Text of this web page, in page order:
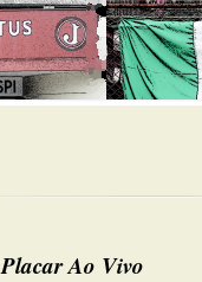
Placar Ao Vivo